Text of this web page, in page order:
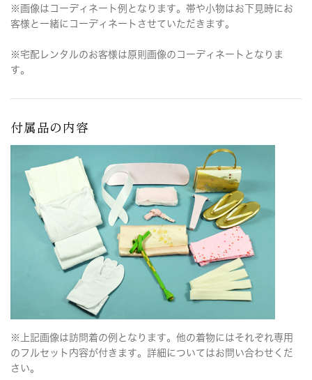
※画像はコーディネート例となります。帯や小物はお下見時にお
客様と一緒にコーディネートさせていただきます。
※宅配レンタルのお客様は原則画像のコーディネートとなりま
す。
付属品の内容
※上記画像は訪問着の例となります。他の着物にはそれぞれ専用
のフルセット内容が付きます。詳細についてはお問い合わせくだ
さい。